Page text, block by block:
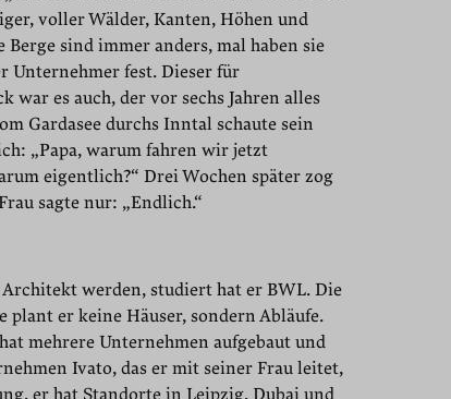
voller Wälder, Kanten, Höhen und
sind immer anders, mal haben sie
Unternehmer fest. Dieser für
es auch, der vor sechs Jahren alles
Gardasee durchs Inntal schaute sein
„Papa, warum fahren wir jetzt
eigentlich?“ Drei Wochen später zog
sagte nur: „Endlich.“
werden, studiert hat er BWL. Die
er keine Häuser, sondern Abläufe.
mehrere Unternehmen aufgebaut und
Ivato, das er mit seiner Frau leitet,
er hat Standorte in Leipzig, Dubai und